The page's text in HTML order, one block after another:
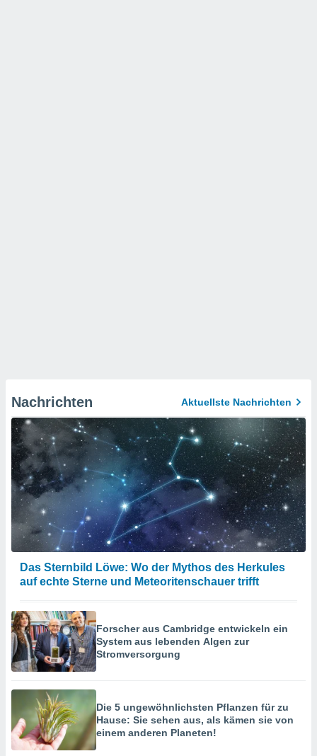
Nachrichten Aktuellste Nachrichten
Das Sternbild Löwe: Wo der Mythos des Herkules
auf echte Sterne und Meteoritenschauer trifft
Forscher aus Cambridge entwickeln ein
System aus lebenden Algen zur
Stromversorgung
Die 5 ungewöhnlichsten Pflanzen für zu
Hause: Sie sehen aus, als kämen sie von
einem anderen Planeten!